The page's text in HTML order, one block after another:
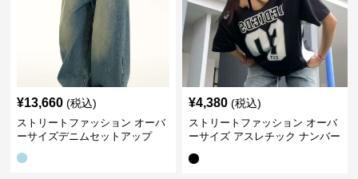
¥13,660 (税込)
ストリートファッション オーバ
ーサイズデニムセットアップ
¥4,380 (税込)
ストリートファッション オーバ
ーサイズ アスレチック ナンバー